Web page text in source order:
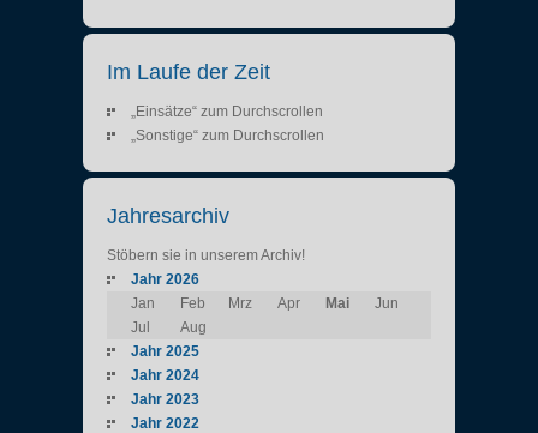
Im Laufe der Zeit
„Einsätze“ zum Durchscrollen
„Sonstige“ zum Durchscrollen
Jahresarchiv
Stöbern sie in unserem Archiv!
Jahr 2026
Jan
Feb Mrz Apr Mai
Jun
Jul
Aug
Jahr 2025
Jahr 2024
Jahr 2023
Jahr 2022